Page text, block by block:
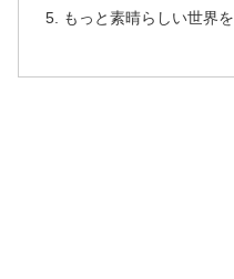
もっと素晴らしい世界を